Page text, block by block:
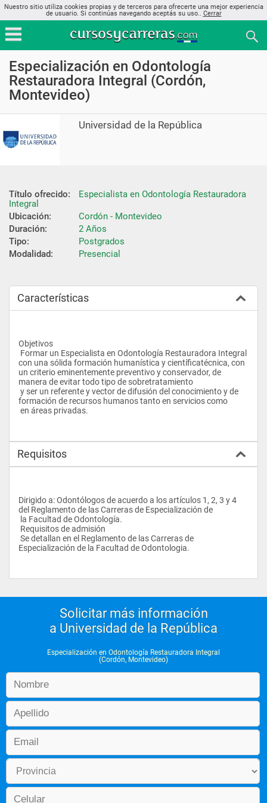
Nuestro sitio utiliza cookies propias y de terceros para ofrecerte una mejor experiencia
de usuario. Si continúas navegando aceptás su uso.. Cerrar
Especialización en Odontología
Restauradora Integral (Cordón,
Montevideo)
Universidad de la República
Título ofrecido:
Especialista en Odontología Restauradora
Integral
Ubicación:
Cordón - Montevideo
Duración:
2 Años
Tipo:
Postgrados
Modalidad:
Presencial
Características
Objetivos
con una sólida formación humanística y científicatécnica, con
un criterio eminentemente preventivo y conservador, de
manera de evitar todo tipo de sobretratamiento
formación de recursos humanos tanto en servicios como
en áreas privadas.
Requisitos
Dirigido a: Odontólogos de acuerdo a los artículos 1, 2, 3 y 4
del Reglamento de las Carreras de Especialización de
la Facultad de Odontología.
Requisitos de admisión
Especialización de la Facultad de Odontologia.
Solicitar más información
a Universidad de la República
Especialización en Odontología Restauradora Integral
(Cordón, Montevideo)